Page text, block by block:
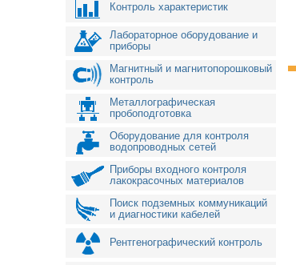
Контроль характеристик
Лабораторное оборудование и
приборы
Магнитный и магнитопорошковый
контроль
Металлографическая
пробоподготовка
Оборудование для контроля
водопроводных сетей
Приборы входного контроля
лакокрасочных материалов
Поиск подземных коммуникаций
и диагностики кабелей
Рентгенографический контроль